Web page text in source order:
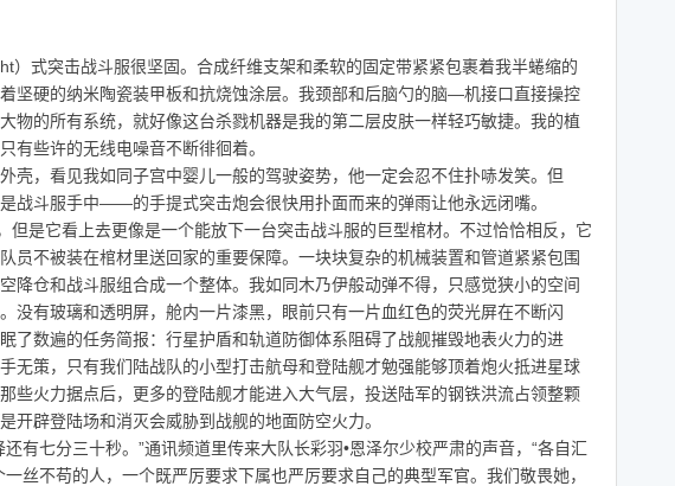
式突击战斗服很坚固。合成纤维支架和柔软的固定带紧紧包裹着我半蜷缩的
坚硬的纳米陶瓷装甲板和抗烧蚀涂层。我颈部和后脑勺的脑—机接口直接操控
物的所有系统，就好像这台杀戮机器是我的第二层皮肤一样轻巧敏捷。我的植
有些许的无线电噪音不断徘徊着。
，看见我如同子宫中婴儿一般的驾驶姿势，他一定会忍不住扑哧发笑。但
斗服手中——的手提式突击炮会很快用扑面而来的弹雨让他永远闭嘴。
是它看上去更像是一个能放下一台突击战斗服的巨型棺材。不过恰恰相反，它
员不被装在棺材里送回家的重要保障。一块块复杂的机械装置和管道紧紧包围
降仓和战斗服组合成一个整体。我如同木乃伊般动弹不得，只感觉狭小的空间
没有玻璃和透明屏，舱内一片漆黑，眼前只有一片血红色的荧光屏在不断闪
了数遍的任务简报：行星护盾和轨道防御体系阻碍了战舰摧毁地表火力的进
无策，只有我们陆战队的小型打击航母和登陆舰才勉强能够顶着炮火抵进星球
些火力据点后，更多的登陆舰才能进入大气层，投送陆军的钢铁洪流占领整颗
开辟登陆场和消灭会威胁到战舰的地面防空火力。
七分三十秒。”通讯频道里传来大队长彩羽•恩泽尔少校严肃的声音，“各自汇
丝不苟的人，一个既严厉要求下属也严厉要求自己的典型军官。我们敬畏她，